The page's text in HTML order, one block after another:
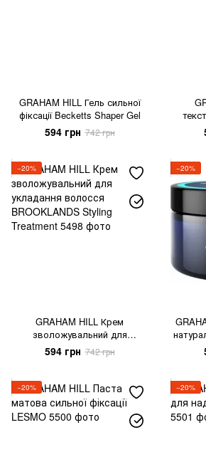
GRAHAM HILL Гель сильної
фіксації Becketts Shaper Gel
594 грн 742 грн
−20%
GRAHAM HILL Крем
зволожувальний для
укладання волосся
BROOKLANDS Styling
594 грн 742 грн
−20%
−20% −20%